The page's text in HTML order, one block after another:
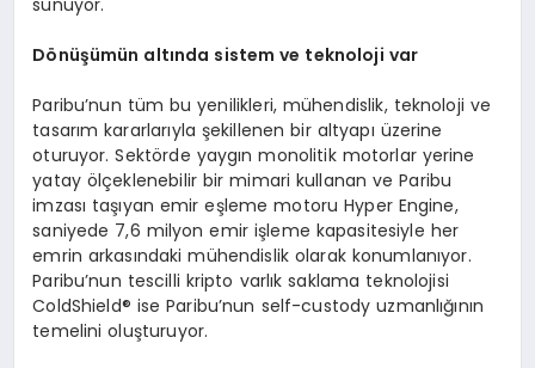
sunuyor.
Dönüşümün altında sistem ve teknoloji var
Paribu’nun tüm bu yenilikleri, mühendislik, teknoloji ve
tasarım kararlarıyla şekillenen bir altyapı üzerine
oturuyor. Sektörde yaygın monolitik motorlar yerine
yatay ölçeklenebilir bir mimari kullanan ve Paribu
imzası taşıyan emir eşleme motoru Hyper Engine,
saniyede 7,6 milyon emir işleme kapasitesiyle her
emrin arkasındaki mühendislik olarak konumlanıyor.
Paribu’nun tescilli kripto varlık saklama teknolojisi
ColdShield® ise Paribu’nun self-custody uzmanlığının
temelini oluşturuyor.